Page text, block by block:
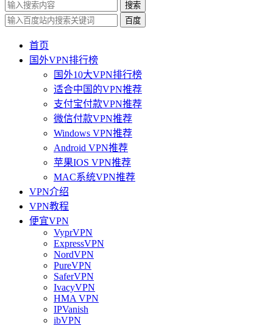
搜索
百度
首页
国外VPN排行榜
国外10大VPN排行榜
适合中国的VPN推荐
支付宝付款VPN推荐
微信付款VPN推荐
Windows VPN推荐
Android VPN推荐
苹果IOS VPN推荐
MAC系统VPN推荐
VPN介绍
VPN教程
便宜VPN
VyprVPN
ExpressVPN
NordVPN
PureVPN
SaferVPN
IvacyVPN
HMA VPN
IPVanish
ibVPN